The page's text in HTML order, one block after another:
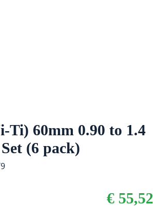
Ti) 60mm 0.90 to 1.4
(6 pack)
€ 55,52